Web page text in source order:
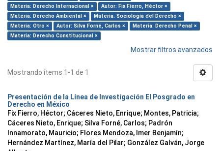
Materia: Derecho Internacional ×
Autor: Fix Fierro, Héctor ×
Materia: Derecho Ambiental ×
Materia: Sociología del Derecho ×
Materia: Otro ×
Autor: Silva Forné, Carlos ×
Materia: Derecho Penal ×
Materia: Derecho Constitucional ×
Mostrar filtros avanzados
Mostrando ítems 1-1 de 1
Presentación de la Línea de Investigación El Posgrado en
Derecho en México
Fix Fierro, Héctor; Cáceres Nieto, Enrique; Montes, Patricia;
Cáceres Nieto, Enrique; Silva Forné, Carlos; Padrón
Innamorato, Mauricio; Flores Mendoza, Imer Benjamín;
Hernández Martínez, María del Pilar; González Galván, Jorge